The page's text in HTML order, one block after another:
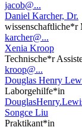
jacob@...
Daniel Karcher, Dr.
wissenschaftliche*r
karcher@...
Xenia Kroop
Technische*r
kroop@...
Douglas Henry
Laborgehilfe*in
Songce Liu
Praktikant*in